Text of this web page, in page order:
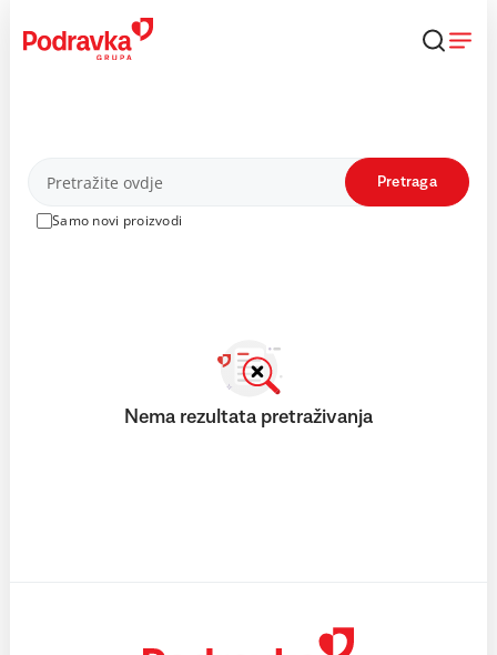
content
Proizvodi
Samo novi proizvodi
Pretraga
Nema rezultata pretraživanja